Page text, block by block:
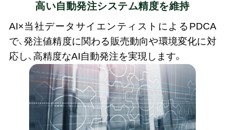
高い自動発注システム精度を維持
AI×当社データサイエンティストによるPDCA
で、発注値精度に関わる販売動向や環境変化に対
応し、高精度なAI自動発注を実現します。